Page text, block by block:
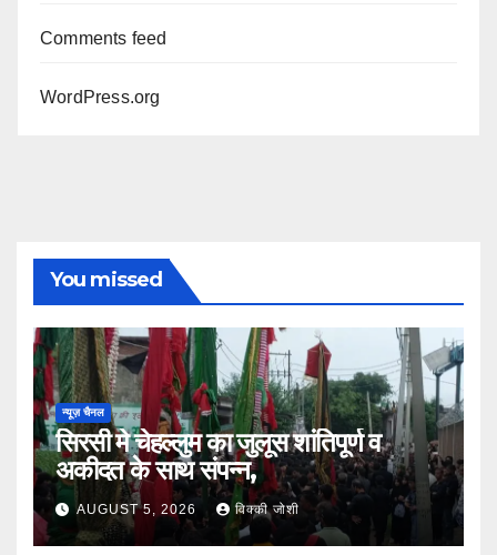
Comments feed
WordPress.org
You missed
न्यूज़ चैनल
सिरसी मे चेहल्लुम का जुलूस शांतिपूर्ण व
अकीदत के साथ संपन्न,
AUGUST 5, 2026 विक्की जोशी